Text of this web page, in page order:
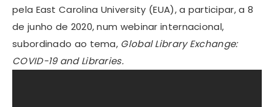
pela East Carolina University (EUA), a participar, a 8
de junho de 2020, num webinar internacional,
subordinado ao tema, Global Library Exchange:
COVID-19 and Libraries.